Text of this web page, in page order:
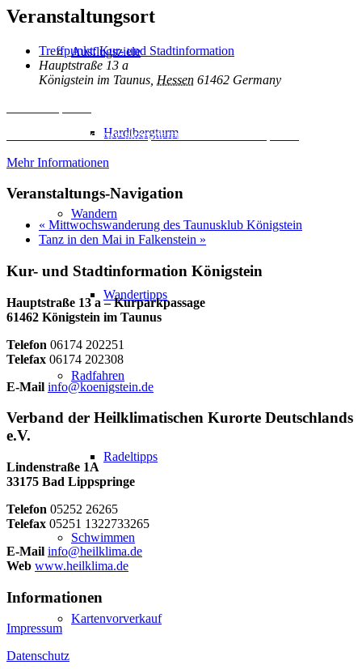
Ausflugsziele
Hardtbergturm
Wandern
Wandertipps
Radfahren
Radeltipps
Schwimmen
Kartenvorverkauf
Veranstaltungsort
Treffpunkt: Kur- und Stadtinformation
Hauptstraße 13 a
Königstein im Taunus Hessen 61462 Germany
Erforderlichen Service akzeptieren und Inhalte entsperren
Mehr Informationen
Veranstaltungs-Navigation
« Mittwochswanderung des Taunusklub Königstein
Tanz in den Mai in Falkenstein »
Kur- und Stadtinformation Königstein
Hauptstraße 13 a – Kurparkpassage
61462 Königstein im Taunus
Telefon 06174 202251
Telefax 06174 202308
E-Mail info@koenigstein.de
Verband der Heilklimatischen Kurorte Deutschlands
e.V.
Lindenstraße 1A
33175 Bad Lippspringe
Telefon 05252 26265
Telefax 05251 1322733265
E-Mail info@heilklima.de
Web www.heilklima.de
Informationen
Impressum
Datenschutz